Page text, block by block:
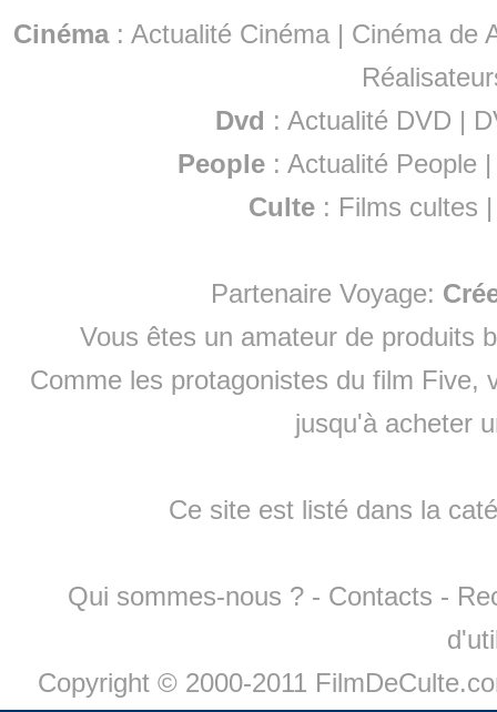
Cinéma: Actualité Cinéma | Cinéma de
Dvd : Actualité DVD |
People :Actualité People
Culte : Films cultes
Partenaire Voyage:
Vous êtes un amateur de produits
Comme les protagonistes du film Five,
jusqu'à acheter
Ce site est listé dans la
Qui sommes-nous ? - Contacts -
Copyright © 2000-2011